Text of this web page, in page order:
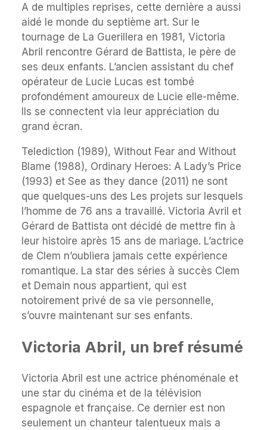
A de multiples reprises, cette dernière a aussi
aidé le monde du septième art. Sur le
tournage de La Guerillera en 1981, Victoria
Abril rencontre Gérard de Battista, le père de
ses deux enfants. L’ancien assistant du chef
opérateur de Lucie Lucas est tombé
profondément amoureux de Lucie elle-même.
Ils se connectent via leur appréciation du
grand écran.
Telediction (1989), Without Fear and Without
Blame (1988), Ordinary Heroes: A Lady’s Price
(1993) et See as they dance (2011) ne sont
que quelques-uns des Les projets sur lesquels
l’homme de 76 ans a travaillé. Victoria Avril et
Gérard de Battista ont décidé de mettre fin à
leur histoire après 15 ans de mariage. L’actrice
de Clem n’oubliera jamais cette expérience
romantique. La star des séries à succès Clem
et Demain nous appartient, qui est
notoirement privé de sa vie personnelle,
s’ouvre maintenant sur ses enfants.
Victoria Abril, un bref résumé
Victoria Abril est une actrice phénoménale et
une star du cinéma et de la télévision
espagnole et française. Ce dernier est non
seulement un chanteur talentueux mais a